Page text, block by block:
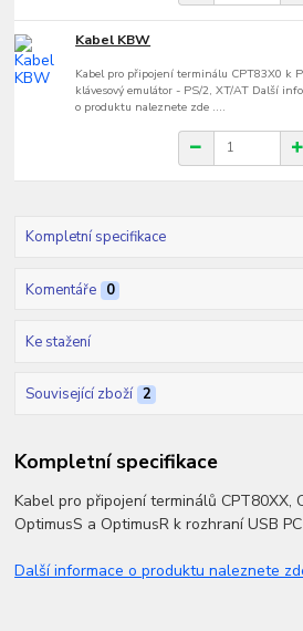
Kabel KBW
Kabel pro připojení terminálu CPT83X0 k
klávesový emulátor - PS/2, XT/AT Další
o produktu naleznete zde ....
Kompletní specifikace
Komentáře 0
Ke stažení
Související zboží 2
Kompletní specifikace
Kabel pro připojení terminálů CPT80XX,
OptimusS a OptimusR k rozhraní USB
Další informace o produktu naleznete